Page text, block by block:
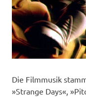
Die Filmmusik
»Strange Days«,